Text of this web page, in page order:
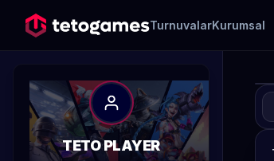
TurnuvalarKurumsal
TETO PLAYER